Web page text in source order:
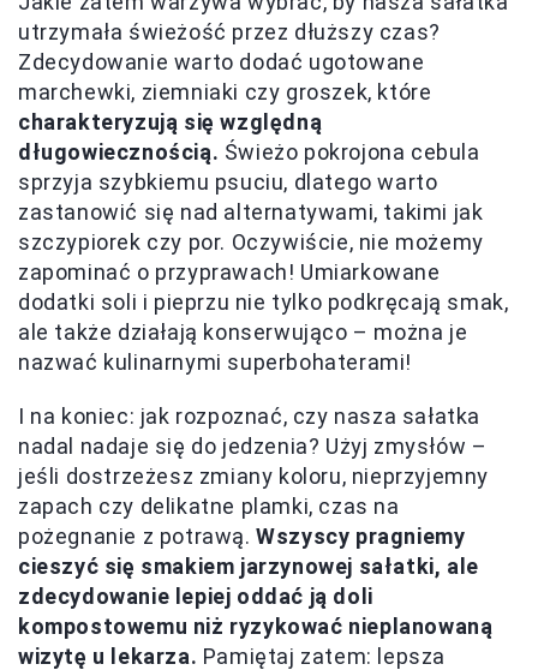
utrzymała świeżość przez dłuższy czas?
Zdecydowanie warto dodać ugotowane
marchewki, ziemniaki czy groszek, które
charakteryzują się względną
długowiecznością. Świeżo pokrojona cebula
sprzyja szybkiemu psuciu, dlatego warto
zastanowić się nad alternatywami, takimi jak
szczypiorek czy por. Oczywiście, nie możemy
zapominać o przyprawach! Umiarkowane
dodatki soli i pieprzu nie tylko podkręcają smak,
ale także działają konserwująco – można je
nazwać kulinarnymi superbohaterami!
I na koniec: jak rozpoznać, czy nasza sałatka
nadal nadaje się do jedzenia? Użyj zmysłów –
jeśli dostrzeżesz zmiany koloru, nieprzyjemny
zapach czy delikatne plamki, czas na
pożegnanie z potrawą.Wszyscy pragniemy
cieszyć się smakiem jarzynowej sałatki, ale
zdecydowanie lepiej oddać ją doli
kompostowemu niż ryzykować nieplanowaną
wizytę u lekarza. Pamiętaj zatem: lepsza